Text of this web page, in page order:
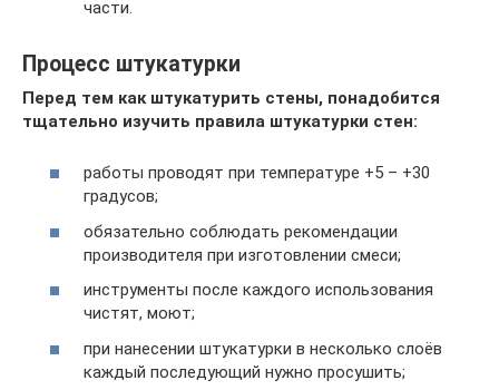
части.
Процесс штукатурки
Перед тем как штукатурить стены, понадобится
тщательно изучить правила штукатурки стен:
работы проводят при температуре +5 – +30
градусов;
обязательно соблюдать рекомендации
производителя при изготовлении смеси;
инструменты после каждого использования
чистят, моют;
при нанесении штукатурки в несколько слоёв
каждый последующий нужно просушить;